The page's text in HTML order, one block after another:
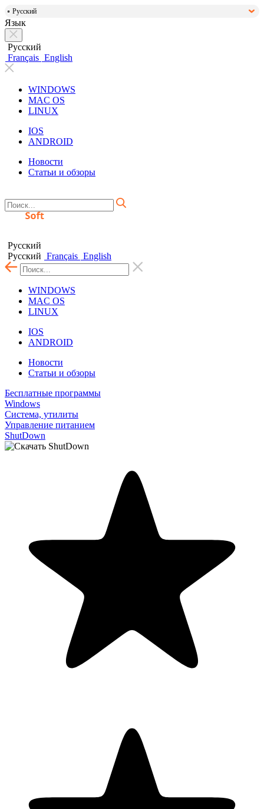
Русский
Язык
Русский
Français English
WINDOWS
MAC OS
LINUX
IOS
ANDROID
Новости
Статьи и обзоры
Русский
Русский Français English
WINDOWS
MAC OS
LINUX
IOS
ANDROID
Новости
Статьи и обзоры
Бесплатные программы
Windows
Система, утилиты
Управление питанием
ShutDown